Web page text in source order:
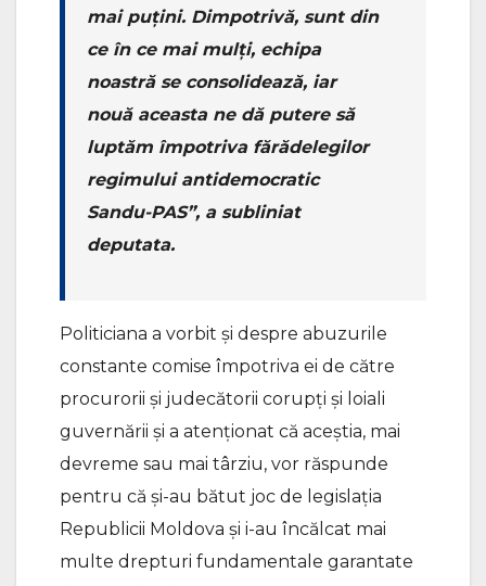
mai puțini. Dimpotrivă, sunt din
ce în ce mai mulți, echipa
noastră se consolidează, iar
nouă aceasta ne dă putere să
luptăm împotriva fărădelegilor
regimului antidemocratic
Sandu-PAS”, a subliniat
deputata.
Politiciana a vorbit și despre abuzurile
constante comise împotriva ei de către
procurorii și judecătorii corupți și loiali
guvernării și a atenționat că aceștia, mai
devreme sau mai târziu, vor răspunde
pentru că și-au bătut joc de legislația
Republicii Moldova și i-au încălcat mai
multe drepturi fundamentale garantate